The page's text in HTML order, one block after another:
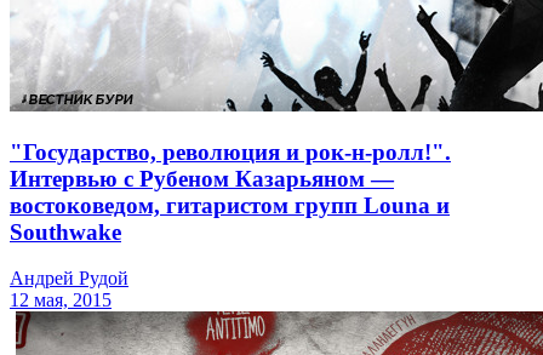
"Государство, революция и рок-н-ролл!".
Интервью с Рубеном Казарьяном —
востоковедом, гитаристом групп Louna и
Southwake
Андрей Рудой
12 мая, 2015